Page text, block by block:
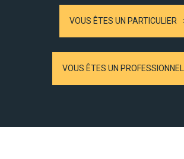
VOUS ÊTES UN PARTICULIER
VOUS ÊTES UN PROFESSIONNEL